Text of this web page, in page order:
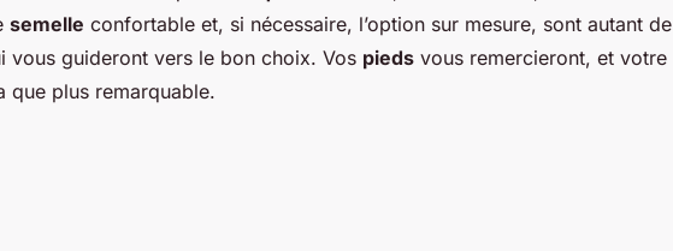
semelle confortable et, si nécessaire, l’option sur mesure, sont autant de
vous guideront vers le bon choix. Vos pieds vous remercieront, et votre
que plus remarquable.